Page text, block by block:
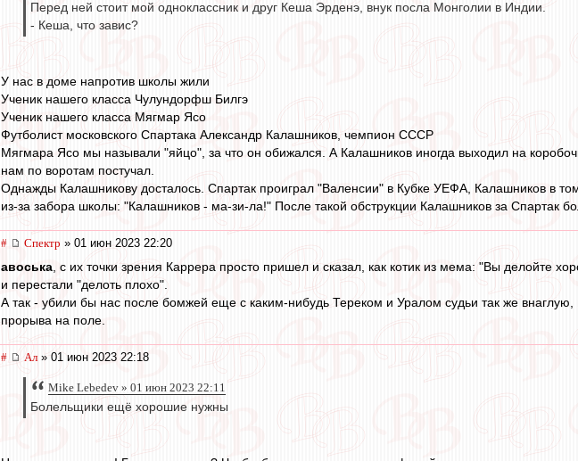
Перед ней стоит мой одноклассник и друг Кеша Эрденэ, внук посла Монголии в Индии.
- Кеша, что завис?
У нас в доме напротив школы жили
Ученик нашего класса Чулундорфш Билгэ
Ученик нашего класса Мягмар Ясо
Футболист московского Спартака Александр Калашников, чемпион СССР
Мягмара Ясо мы называли "яйцо", за что он обижался. А Калашников иногда выходил на
нам по воротам постучал.
Однажды Калашникову досталось. Спартак проиграл "Валенсии" в Кубке УЕФА, Калашников в
из-за забора школы: "Калашников - ма-зи-ла!" После такой обструкции Калашников за Спартак
# Спектр » 01 июн 2023 22:20
авоська , с их точки зрения Каррера просто пришел и сказал, как котик из мема: "Вы делойте
и перестали "делоть плохо".
А так - убили бы нас после бомжей еще с каким-нибудь Тереком и Уралом судьи так же внаглую,
прорыва на поле.
# Ал » 01 июн 2023 22:18
Mike Lebedev » 01 июн 2023 22:11
Болельщики ещё хорошие нужны